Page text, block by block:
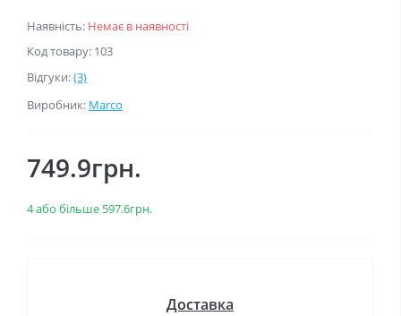
Наявність: Немає в наявності
Код товару: 103
Відгуки:(3)
Виробник: Marco
749.9грн.
4 або більше 597.6грн.
Доставка